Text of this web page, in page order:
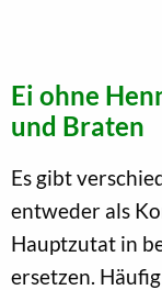
Ei ohne
und Braten
Es gibt
entweder als
Hauptzutat in
ersetzen.